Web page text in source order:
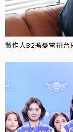
製作人B2擔憂電視台